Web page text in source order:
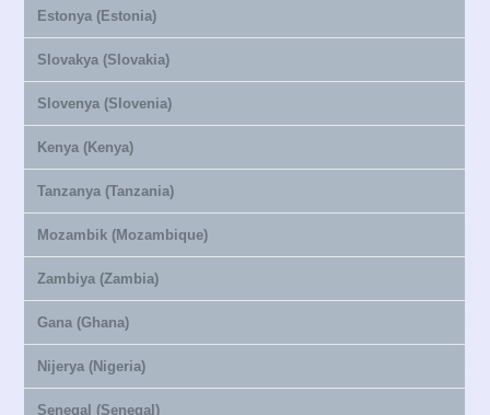
Estonya (Estonia)
Slovakya (Slovakia)
Slovenya (Slovenia)
Kenya (Kenya)
Tanzanya (Tanzania)
Mozambik (Mozambique)
Zambiya (Zambia)
Gana (Ghana)
Nijerya (Nigeria)
Senegal (Senegal)